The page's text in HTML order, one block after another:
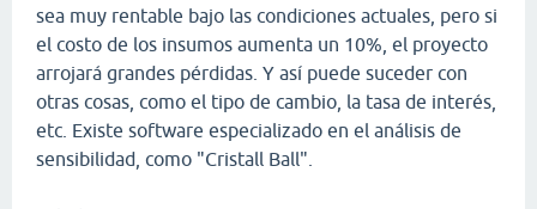
sea muy rentable bajo las condiciones actuales, pero si
el costo de los insumos aumenta un 10%, el proyecto
arrojará grandes pérdidas. Y así puede suceder con
otras cosas, como el tipo de cambio, la tasa de interés,
etc. Existe software especializado en el análisis de
sensibilidad, como "Cristall Ball".